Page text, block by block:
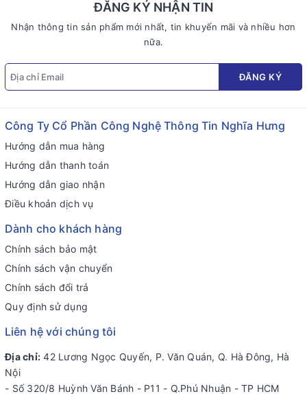
ĐĂNG KÝ NHẬN TIN
Nhận thông tin sản phẩm mới nhất, tin khuyến mãi và nhiều hơn
nữa.
ĐĂNG KÝ
Công Ty Cổ Phần Công Nghệ Thông Tin Nghĩa Hưng
Hướng dẫn mua hàng
Hướng dẫn thanh toán
Hướng dẫn giao nhận
Điều khoản dịch vụ
Dành cho khách hàng
Chính sách bảo mật
Chính sách vận chuyển
Chính sách đổi trả
Quy định sử dụng
Liên hệ với chúng tôi
Địa chỉ: 42 Lương Ngọc Quyến, P. Văn Quán, Q. Hà Đông, Hà
Nội
- Số 320/8 Huỳnh Văn Bánh - P11 - Q.Phú Nhuận - TP HCM